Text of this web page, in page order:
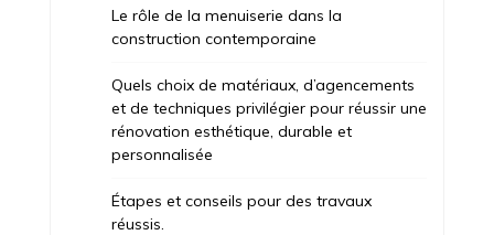
Le rôle de la menuiserie dans la
construction contemporaine
Quels choix de matériaux, d’agencements
et de techniques privilégier pour réussir une
rénovation esthétique, durable et
personnalisée
Étapes et conseils pour des travaux
réussis.